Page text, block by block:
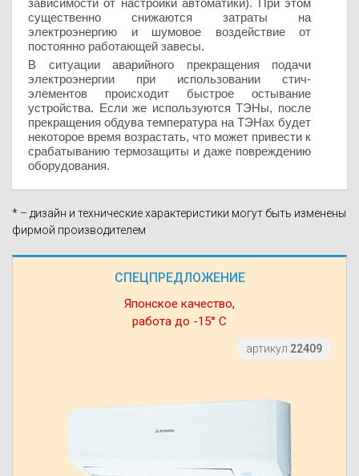
СПЕЦПРЕДЛОЖЕНИЕ
Японское качество,
работа до -15° С
артикул 22409
зависимости от настройки автоматики). При этом
существенно снижаются затраты на
электроэнергию и шумовое воздействие от
постоянно работающей завесы.
В ситуации аварийного прекращения подачи
электроэнергии при использовании стич-
элементов происходит быстрое остывание
устройства. Если же используются ТЭНы, после
прекращения обдува температура на ТЭНах будет
некоторое время возрастать, что может привести к
срабатыванию термозащиты и даже повреждению
оборудования.
* – дизайн и технические характеристики могут быть изменены
фирмой производителем